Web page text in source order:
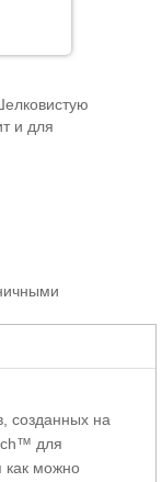
и для
созданных на
для
как можно